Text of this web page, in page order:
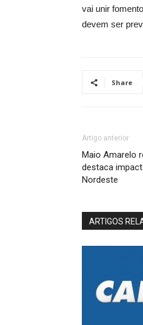
vai unir
devem ser
Share
Artigo anterior
Maio Amarelo
destaca
Nordeste
ARTIGOS